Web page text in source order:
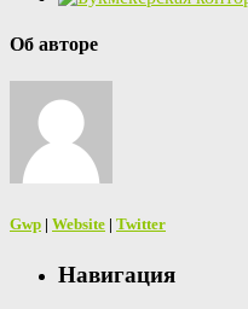
Об авторе
Gwp | Website | Twitter
Навигация